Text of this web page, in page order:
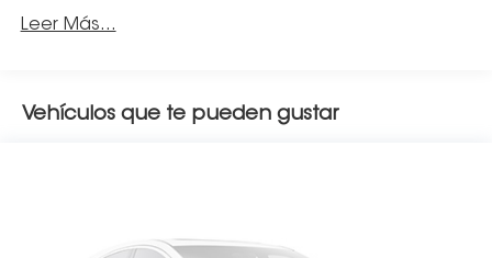
Leer Más...
Vehículos que te pueden gustar